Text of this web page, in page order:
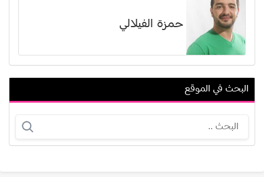
حمزة الفيلالي
منصف مراد
البحث في الموقع